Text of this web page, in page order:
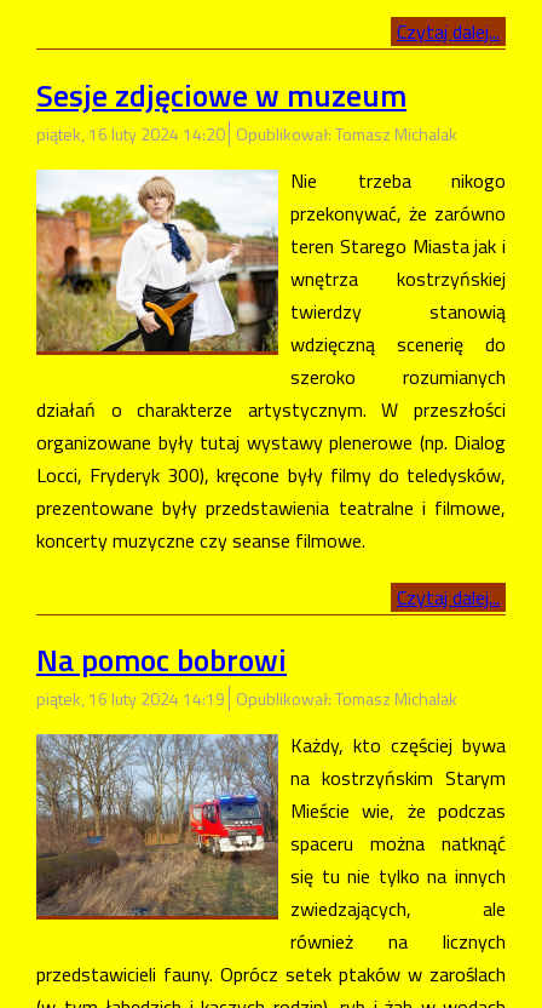
Czytaj dalej...
Sesje zdjęciowe w muzeum
piątek, 16 luty 2024 14:20 Opublikował: Tomasz Michalak
Nie trzeba nikogo
przekonywać, że zarówno
teren Starego Miasta jak i
wnętrza kostrzyńskiej
twierdzy stanowią
wdzięczną scenerię do
szeroko rozumianych
działań o charakterze artystycznym. W przeszłości
organizowane były tutaj wystawy plenerowe (np. Dialog
Locci, Fryderyk 300), kręcone były filmy do teledysków,
prezentowane były przedstawienia teatralne i filmowe,
koncerty muzyczne czy seanse filmowe.
Czytaj dalej...
Na pomoc bobrowi
piątek, 16 luty 2024 14:19 Opublikował: Tomasz Michalak
Każdy, kto częściej bywa
na kostrzyńskim Starym
Mieście wie, że podczas
spaceru można natknąć
się tu nie tylko na innych
zwiedzających, ale
również na licznych
przedstawicieli fauny. Oprócz setek ptaków w zaroślach